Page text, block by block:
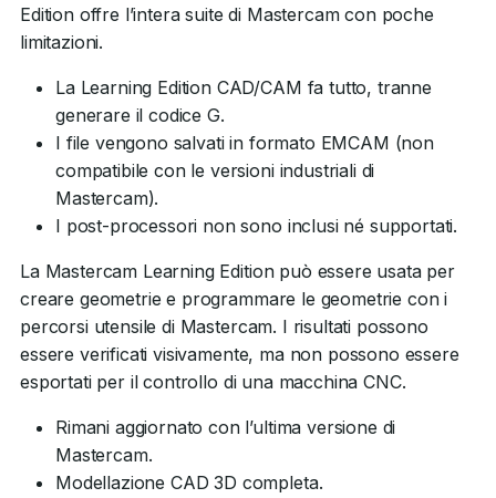
Edition offre l’intera suite di Mastercam con poche
limitazioni.
La Learning Edition CAD/CAM fa tutto, tranne
generare il codice G.
I file vengono salvati in formato EMCAM (non
compatibile con le versioni industriali di
Mastercam).
I post-processori non sono inclusi né supportati.
La Mastercam Learning Edition può essere usata per
creare geometrie e programmare le geometrie con i
percorsi utensile di Mastercam. I risultati possono
essere verificati visivamente, ma non possono essere
esportati per il controllo di una macchina CNC.
Rimani aggiornato con l’ultima versione di
Mastercam.
Modellazione CAD 3D completa.